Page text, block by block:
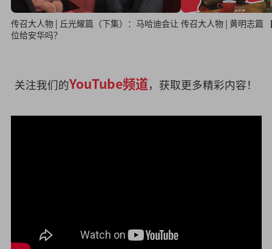
传召大人物 | 丘光耀篇（下集）：马哈迪会让
位给安华吗？
传召大人物 | 黄明志篇
关注我们的YouTube频道，获取更多精彩内容！